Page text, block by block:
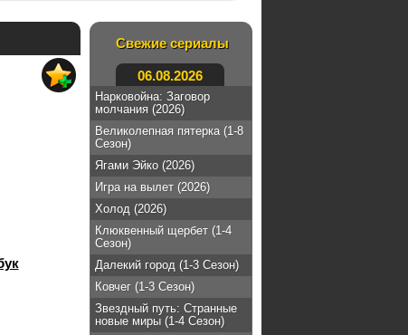
Свежие сериалы
06.08.2026
Нарковойна: Заговор
молчания (2026)
Великолепная пятерка (1-8
Сезон)
Ягами Эйко (2026)
Игра на вылет (2026)
Холод (2026)
Клюквенный щербет (1-4
Сезон)
Далекий город (1-3 Сезон)
Ковчег (1-3 Сезон)
Звездный путь: Странные
новые миры (1-4 Сезон)